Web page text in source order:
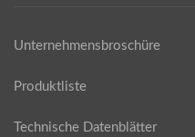
Unternehmensbroschüre
Produktliste
Technische Datenblätter